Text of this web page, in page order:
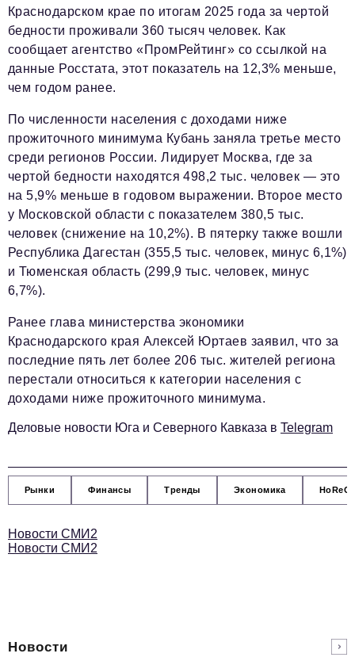
Технологии
Политика
Промышленность
Общество
Транспорт
Ритейл
Телеком
Социальная сфера
ЖКХ
Образование
Фоторепортажи
Авторские материалы
Видео
Телефон редакции:+7 495 727-01-67
Информационный отдел
info@business-magazine.online
Отдел рекламы
reklama@business-magazine.online
Краснодарском крае по итогам 2025 года за чертой
бедности проживали 360 тысяч человек. Как
сообщает агентство «ПромРейтинг» со ссылкой на
данные Росстата, этот показатель на 12,3% меньше,
чем годом ранее.
По численности населения с доходами ниже
прожиточного минимума Кубань заняла третье место
среди регионов России. Лидирует Москва, где за
чертой бедности находятся 498,2 тыс. человек — это
на 5,9% меньше в годовом выражении. Второе место
у Московской области с показателем 380,5 тыс.
человек (снижение на 10,2%). В пятерку также вошли
Республика Дагестан (355,5 тыс. человек, минус 6,1%)
и Тюменская область (299,9 тыс. человек, минус
6,7%).
Ранее глава министерства экономики
Краснодарского края Алексей Юртаев заявил, что за
последние пять лет более 206 тыс. жителей региона
перестали относиться к категории населения с
доходами ниже прожиточного минимума.
Деловые новости Юга и Северного Кавказа в Telegram
Рынки Финансы Тренды Экономика HoReCa
Новости СМИ2
Новости СМИ2
Новости